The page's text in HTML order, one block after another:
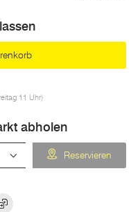
11 Uhr)
abholen
Reservieren